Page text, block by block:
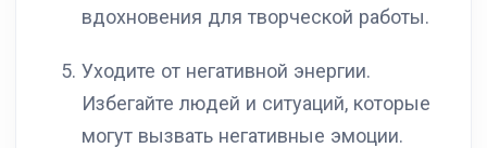
вдохновения для творческой работы.
Уходите от негативной энергии.
Избегайте людей и ситуаций, которые
могут вызвать негативные эмоции.